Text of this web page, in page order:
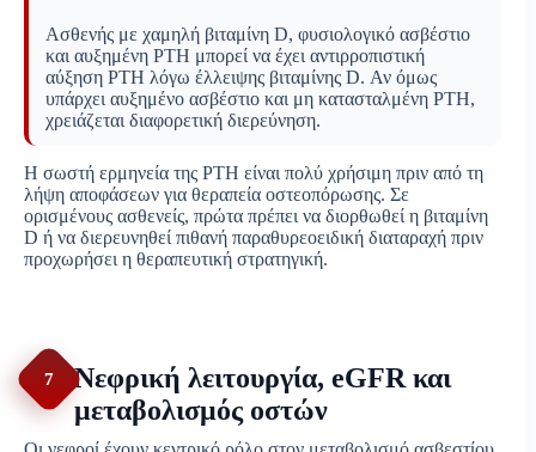
Ασθενής με χαμηλή βιταμίνη D, φυσιολογικό ασβέστιο
και αυξημένη PTH μπορεί να έχει αντιρροπιστική
αύξηση PTH λόγω έλλειψης βιταμίνης D. Αν όμως
υπάρχει αυξημένο ασβέστιο και μη κατασταλμένη PTH,
χρειάζεται διαφορετική διερεύνηση.
Η σωστή ερμηνεία της PTH είναι πολύ χρήσιμη πριν από τη
λήψη αποφάσεων για θεραπεία οστεοπόρωσης. Σε
ορισμένους ασθενείς, πρώτα πρέπει να διορθωθεί η βιταμίνη
D ή να διερευνηθεί πιθανή παραθυρεοειδική διαταραχή πριν
προχωρήσει η θεραπευτική στρατηγική.
7
Νεφρική λειτουργία, eGFR και
μεταβολισμός οστών